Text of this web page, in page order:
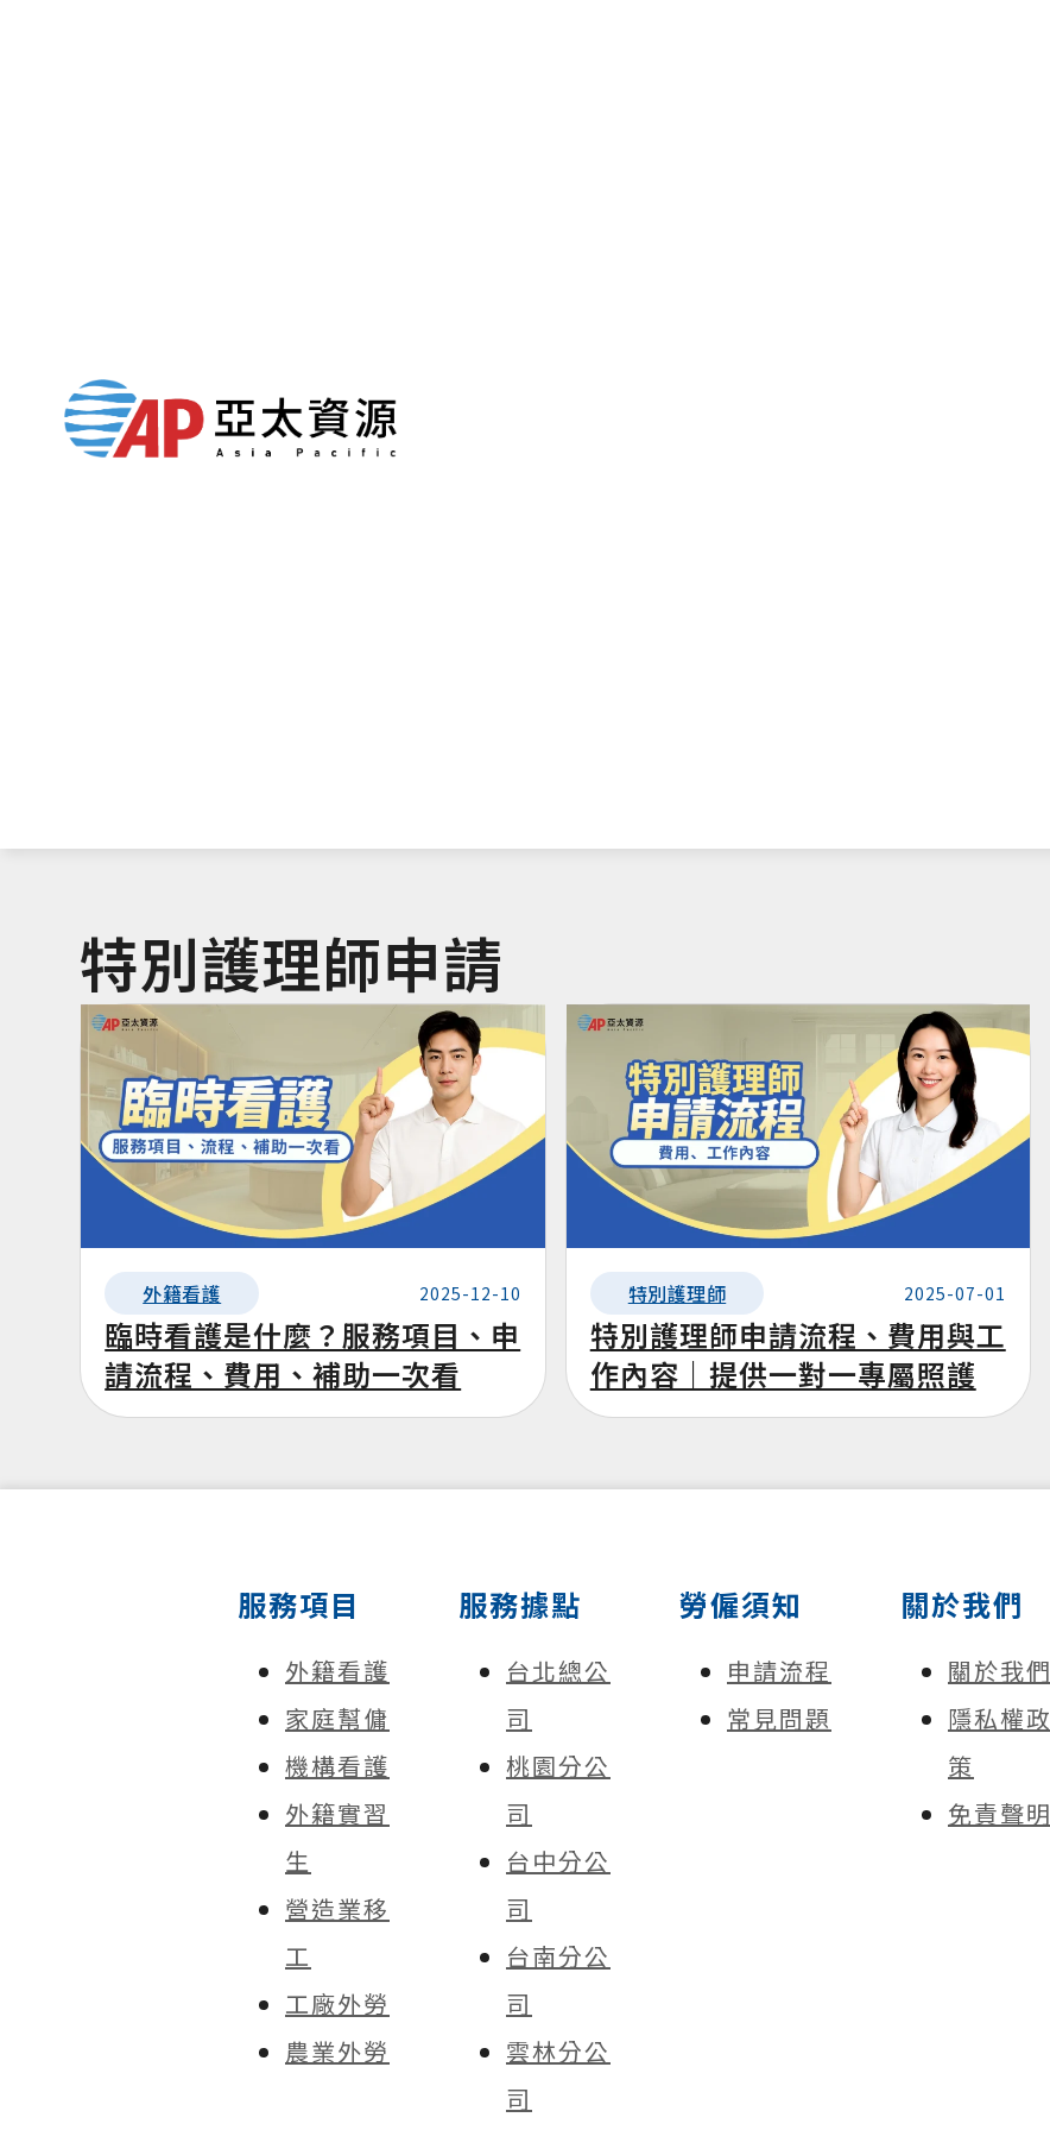
特別護理師申請
外籍看護 2025-12-10
臨時看護是什麼？服務項目、申
請流程、費用、補助一次看
特別護理師 2025-07-01
特別護理師申請流程、費用與工
作內容｜提供一對一專屬照護
服務項目
外籍看護
家庭幫傭
機構看護
外籍實習
生
營造業移
工
工廠外勞
農業外勞
服務據點
台北總公
司
桃園分公
司
台中分公
司
台南分公
司
雲林分公
司
勞僱須知
申請流程
常見問題
關於我們
關於我們
隱私權政
策
免責聲明